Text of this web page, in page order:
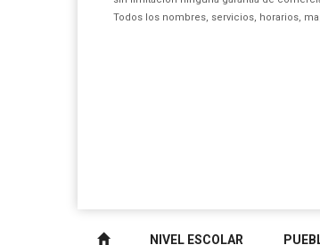
Todos los nombres, servicios, horarios,
NIVEL ESCOLAR